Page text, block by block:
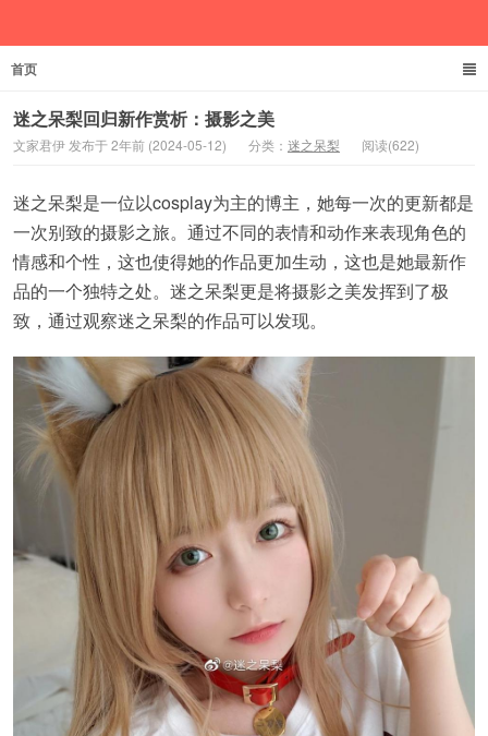
首页
迷之呆梨回归新作赏析：摄影之美
文家君伊 发布于 2年前 (2024-05-12) 分类： 迷之呆梨 阅读(622)
迷之呆梨是一位以cosplay为主的博主，她每一次的更新都是
一次别致的摄影之旅。通过不同的表情和动作来表现角色的
情感和个性，这也使得她的作品更加生动，这也是她最新作
品的一个独特之处。迷之呆梨更是将摄影之美发挥到了极
致，通过观察迷之呆梨的作品可以发现。